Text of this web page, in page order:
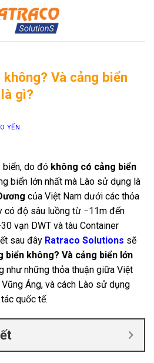
Và cảng biển
gì?
YẾN
biển, do đó không có cảng biển
biển lớn nhất mà Lào sử dụng là
của Việt Nam dưới các thỏa
có độ sâu luồng từ −11m đến
vạn DWT và tàu Container
sau đây Ratraco Solutions sẽ
biển không? Và cảng biển lớn
như những thỏa thuận giữa Việt
Áng, và cách Lào sử dụng
quốc tế.